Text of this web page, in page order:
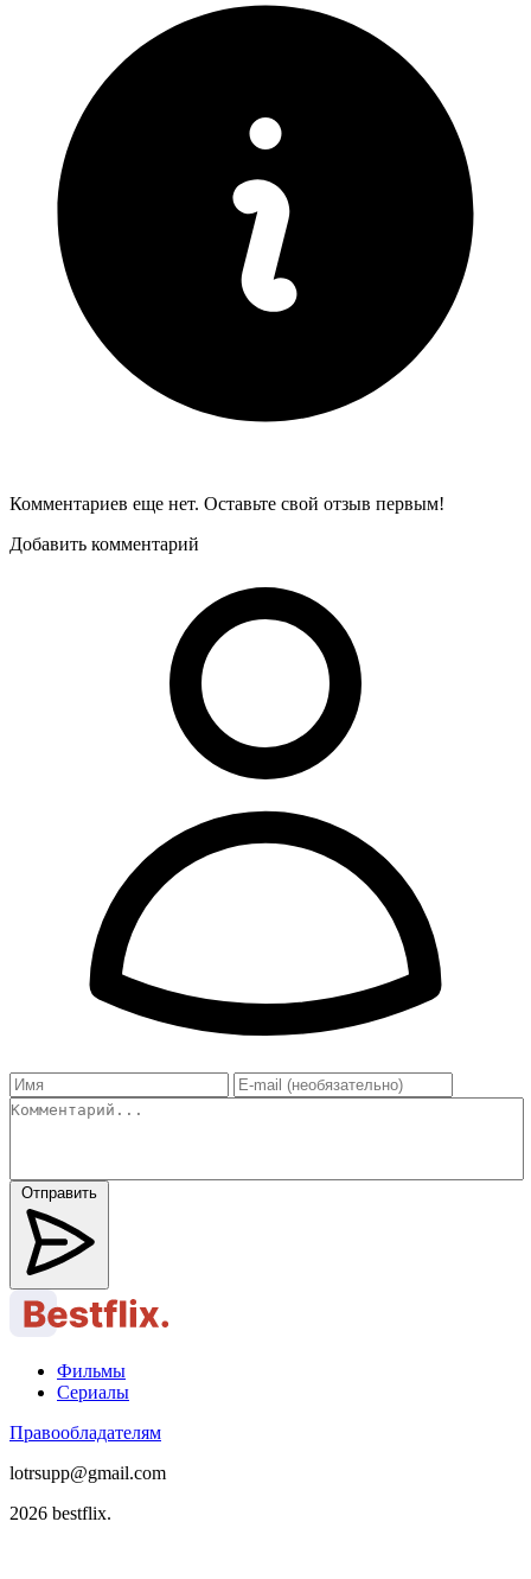
Комментариев еще нет. Оставьте свой отзыв первым!
Добавить комментарий
Отправить
Фильмы
Сериалы
Правообладателям
lotrsupp@gmail.com
2026 bestflix.